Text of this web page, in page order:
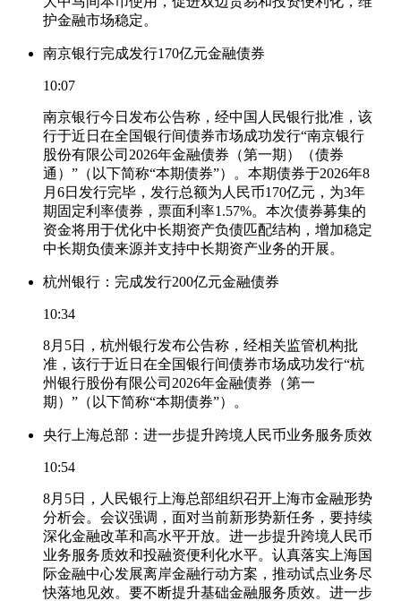
护金融市场稳定。
南京银行完成发行170亿元金融债券
10:07
南京银行今日发布公告称，经中国人民银行批准，该
行于近日在全国银行间债券市场成功发行“南京银行
股份有限公司2026年金融债券（第一期）（债券
通）”（以下简称“本期债券”）。本期债券于2026年8
月6日发行完毕，发行总额为人民币170亿元，为3年
期固定利率债券，票面利率1.57%。本次债券募集的
资金将用于优化中长期资产负债匹配结构，增加稳定
中长期负债来源并支持中长期资产业务的开展。
杭州银行：完成发行200亿元金融债券
10:34
8月5日，杭州银行发布公告称，经相关监管机构批
准，该行于近日在全国银行间债券市场成功发行“杭
州银行股份有限公司2026年金融债券（第一
期）”（以下简称“本期债券”）。
央行上海总部：进一步提升跨境人民币业务服务质效
10:54
8月5日，人民银行上海总部组织召开上海市金融形势
分析会。会议强调，面对当前新形势新任务，要持续
深化金融改革和高水平开放。进一步提升跨境人民币
业务服务质效和投融资便利化水平。认真落实上海国
际金融中心发展离岸金融行动方案，推动试点业务尽
快落地见效。要不断提升基础金融服务质效。进一步